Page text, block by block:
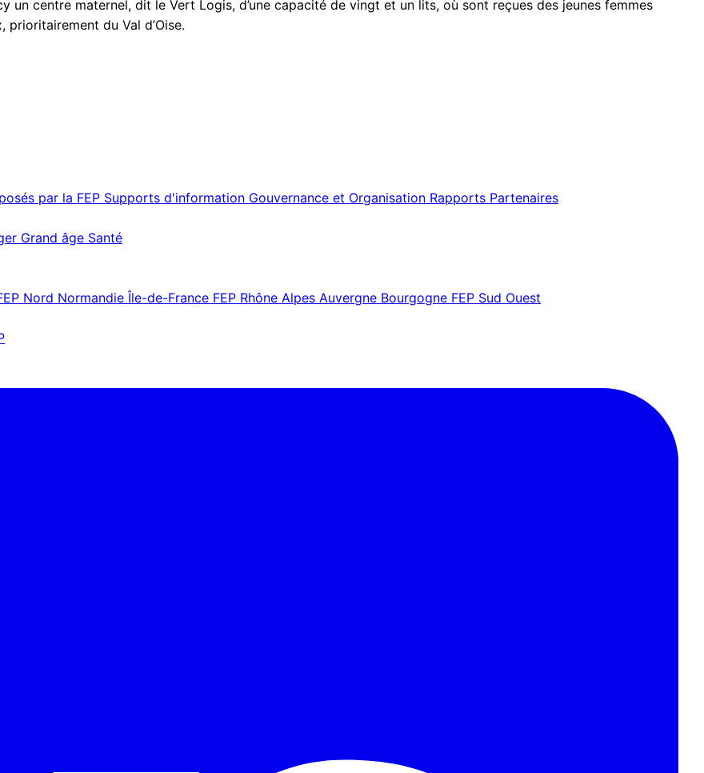
un centre maternel, dit le Vert Logis, d’une capacité de vingt et un lits, où sont reçues des jeunes femmes
du Val d’Oise.
par la FEP Supports d'information Gouvernance et Organisation Rapports Partenaires
Grand âge Santé
Nord Normandie Île-de-France FEP Rhône Alpes Auvergne Bourgogne FEP Sud Ouest